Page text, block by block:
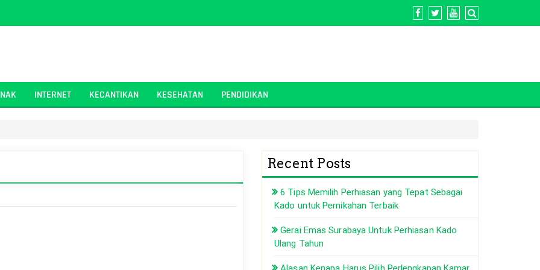
INTERNET KECANTIKAN KESEHATAN PENDIDIKAN
Recent Posts
6 Tips Memilih Perhiasan yang Tepat Sebagai
Kado untuk Pernikahan Terbaik
Gerai Emas Surabaya Untuk Perhiasan Kado
Ulang Tahun